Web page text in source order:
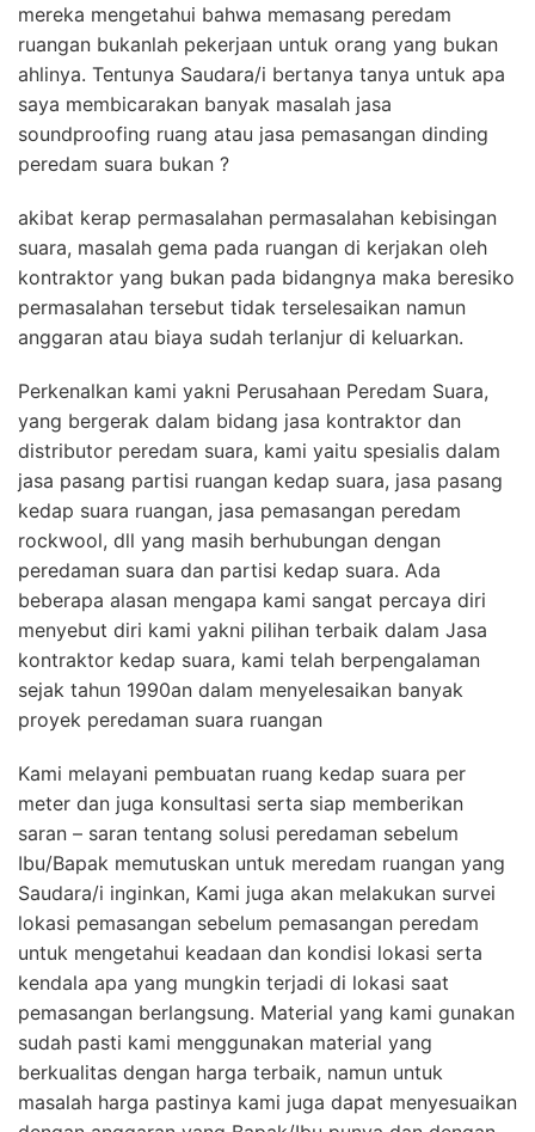
mereka mengetahui bahwa memasang peredam
ruangan bukanlah pekerjaan untuk orang yang bukan
ahlinya. Tentunya Saudara/i bertanya tanya untuk apa
saya membicarakan banyak masalah jasa
soundproofing ruang atau jasa pemasangan dinding
peredam suara bukan ?
akibat kerap permasalahan permasalahan kebisingan
suara, masalah gema pada ruangan di kerjakan oleh
kontraktor yang bukan pada bidangnya maka beresiko
permasalahan tersebut tidak terselesaikan namun
anggaran atau biaya sudah terlanjur di keluarkan.
Perkenalkan kami yakni Perusahaan Peredam Suara,
yang bergerak dalam bidang jasa kontraktor dan
distributor peredam suara, kami yaitu spesialis dalam
jasa pasang partisi ruangan kedap suara, jasa pasang
kedap suara ruangan, jasa pemasangan peredam
rockwool, dll yang masih berhubungan dengan
peredaman suara dan partisi kedap suara. Ada
beberapa alasan mengapa kami sangat percaya diri
menyebut diri kami yakni pilihan terbaik dalam Jasa
kontraktor kedap suara, kami telah berpengalaman
sejak tahun 1990an dalam menyelesaikan banyak
proyek peredaman suara ruangan
Kami melayani pembuatan ruang kedap suara per
meter dan juga konsultasi serta siap memberikan
saran – saran tentang solusi peredaman sebelum
Ibu/Bapak memutuskan untuk meredam ruangan yang
Saudara/i inginkan, Kami juga akan melakukan survei
lokasi pemasangan sebelum pemasangan peredam
untuk mengetahui keadaan dan kondisi lokasi serta
kendala apa yang mungkin terjadi di lokasi saat
pemasangan berlangsung. Material yang kami gunakan
sudah pasti kami menggunakan material yang
berkualitas dengan harga terbaik, namun untuk
masalah harga pastinya kami juga dapat menyesuaikan